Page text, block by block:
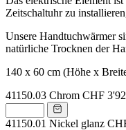
Zeitschaltuhr zu
Unsere Handtuchwärmer
natürliche Trocknen der
140 x 60 cm (Höhe x
41150.03 Chrom CHF
41150.01 Nickel glanz